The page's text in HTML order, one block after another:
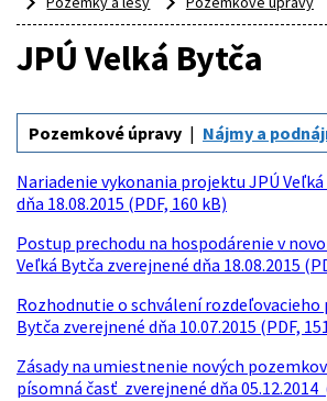
JPÚ Velká Bytča
Pozemkové úpravy Nájmy a
Nariadenie vykonania projektu JPÚ
dňa 18.08.2015 (PDF, 160 kB)
Postup prechodu na hospodárenie v
Veľká Bytča zverejnené dňa 18.08.2015
Rozhodnutie o schválení rozdeľovacieho
Bytča zverejnené dňa 10.07.2015 (PDF,
Zásady na umiestnenie nových pozemkov
písomná časť zverejnené dňa 05.12.2014